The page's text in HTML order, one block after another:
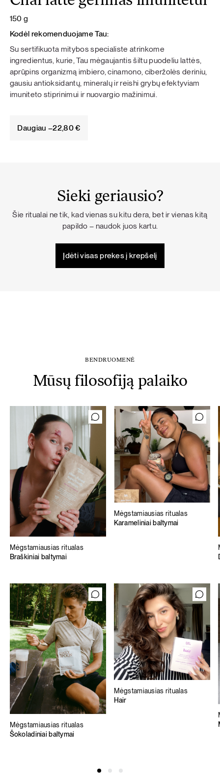
150 g
Kodėl rekomenduojame Tau:
Su sertifikuota mitybos specialiste atrinkome
ingredientus, kurie, Tau mėgaujantis šiltu puodeliu lattės,
aprūpins organizmą imbiero, cinamono, ciberžolės deriniu,
gausiu antioksidantų, mineralų ir reishi grybų efektyviam
imuniteto stiprinimui ir nuovargio mažinimui.
Daugiau –22,80€
Sieki geriausio?
Šie ritualai ne tik, kad vienas su kitu dera, bet ir vienas kitą
papildo – naudok juos kartu.
Įdėti visas prekes į krepšelį
BENDRUOMENĖ
Mūsų filosofiją palaiko
Mėgstamiausias ritualas
Braškiniai baltymai
Mėgstamiausias ritualas
Karameliniai baltymai
Mėgstamiausias ritualas
Šokoladiniai baltymai
Mėgstamiausias ritualas
Hair